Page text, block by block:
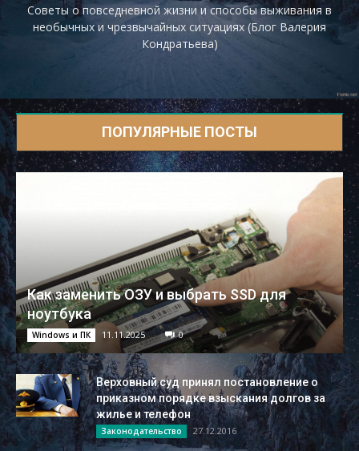
Советы о повседневной жизни и способы выживания в
необычных и чрезвычайных ситуациях (Блог Валерия
Кондратьева)
ПОПУЛЯРНЫЕ ПОСТЫ
Как заменить ОЗУ и выбрать SSD для
ноутбука
Windows и ПК 11.11.2025 0
Верховный суд принял постановление о
приказном порядке взыскания долгов за
жилье и телефон
Законодательство 27.12.2016